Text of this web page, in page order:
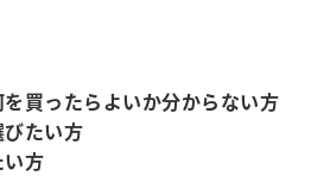
買ったらよいか分からない方
びたい方
い方